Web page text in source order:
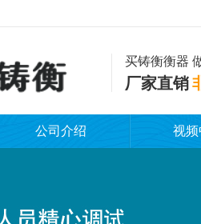
买铸衡衡器
厂家直销
公司介绍 视